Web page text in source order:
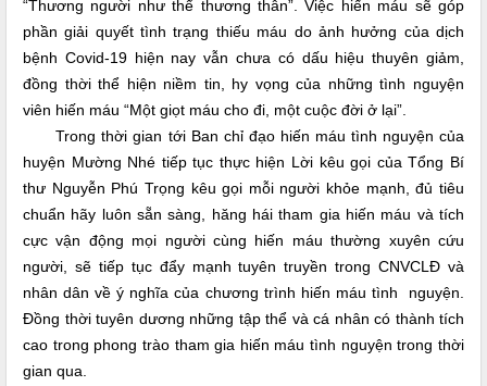
“Thương người như thể thương thân”. Việc hiến máu sẽ góp
phần giải quyết tình trạng thiếu máu do ảnh hưởng của dịch
bệnh Covid-19 hiện nay vẫn chưa có dấu hiệu thuyên giảm,
đồng thời thể hiện niềm tin, hy vọng của những tình nguyện
viên hiến máu “Một giọt máu cho đi, một cuộc đời ở lại”.
Trong thời gian tới Ban chỉ đạo hiến máu tình nguyện của
huyện Mường Nhé tiếp tục thực hiện Lời kêu gọi của Tổng Bí
thư Nguyễn Phú Trọng kêu gọi mỗi người khỏe mạnh, đủ tiêu
chuẩn hãy luôn sẵn sàng, hăng hái tham gia hiến máu và tích
cực vận động mọi người cùng hiến máu thường xuyên cứu
người, sẽ tiếp tục đẩy mạnh tuyên truyền trong CNVCLĐ và
nhân dân về ý nghĩa của chương trình hiến máu tình nguyện.
Đồng thời tuyên dương những tập thể và cá nhân có thành tích
cao trong phong trào tham gia hiến máu tình nguyện trong thời
gian qua.